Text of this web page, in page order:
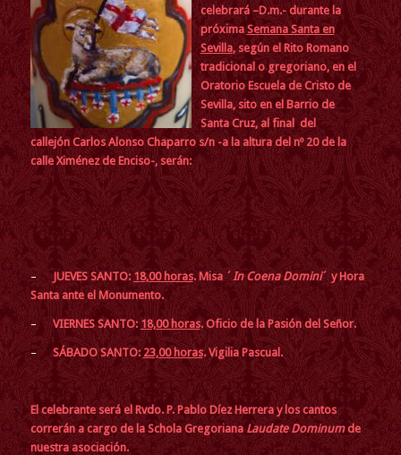
celebrará –D.m.- durante la
próxima Semana Santa en
Sevilla, según el Rito Romano
tradicional o gregoriano, en el
Oratorio Escuela de Cristo de
Sevilla, sito en el Barrio de
Santa Cruz, al final del
callejón Carlos Alonso Chaparro s/n -a la altura del nº 20 de la
calle Ximénez de Enciso-, serán:
– JUEVES SANTO: 18,00 horas. Misa ´ In Coena Domini´ y Hora
Santa ante el Monumento.
–VIERNES SANTO: 18,00 horas. Oficio de la Pasión del Señor.
– SÁBADO SANTO: 23,00 horas. Vigilia Pascual.
El celebrante será el Rvdo. P. Pablo Díez Herrera y los cantos
correrán a cargo de la Schola Gregoriana Laudate Dominumde
nuestra asociación.